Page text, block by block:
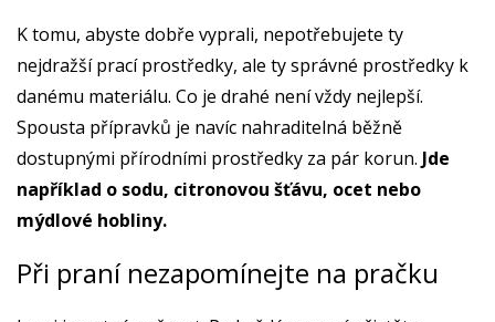
K tomu, abyste dobře vyprali, nepotřebujete ty
nejdražší prací prostředky, ale ty správné prostředky k
danému materiálu. Co je drahé není vždy nejlepší.
Spousta přípravků je navíc nahraditelná běžně
dostupnými přírodními prostředky za pár korun. Jde
například o sodu, citronovou šťávu, ocet nebo
mýdlové hobliny.
Při praní nezapomínejte na pračku